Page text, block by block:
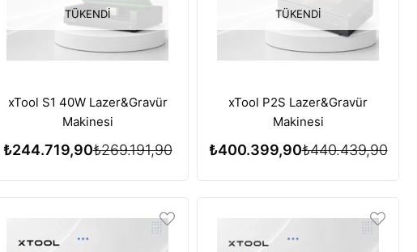
TÜKENDI
xTool S1 40W Lazer&Gravür
Makinesi
₺244.719,90₺269.191,90
TÜKENDI
xTool P2S Lazer&Gravür
Makinesi
₺400.399,90₺440.439,90